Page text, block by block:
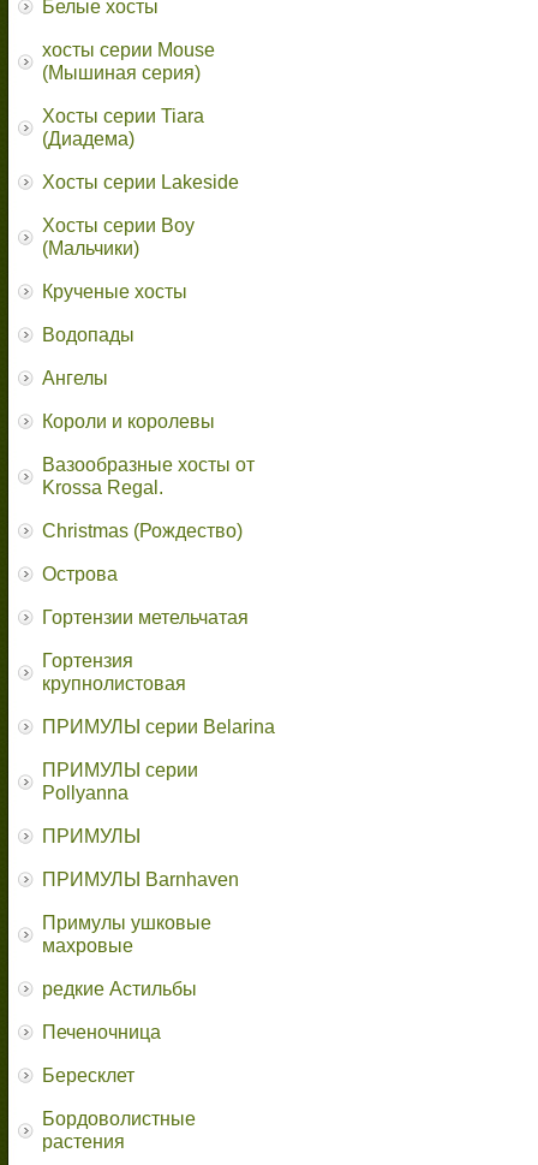
Белые хосты
хосты серии Mouse
(Мышиная серия)
Хосты серии Tiara
(Диадема)
Хосты серии Lakeside
Хосты серии Boy
(Мальчики)
Крученые хосты
Водопады
Ангелы
Короли и королевы
Вазообразные хосты от
Krossa Regal.
Christmas (Рождество)
Острова
Гортензии метельчатая
Гортензия
крупнолистовая
ПРИМУЛЫ серии Belarina
ПРИМУЛЫ серии
Pollyanna
ПРИМУЛЫ
ПРИМУЛЫ Barnhaven
Примулы ушковые
махровые
редкие Астильбы
Печеночница
Бересклет
Бордоволистные
растения